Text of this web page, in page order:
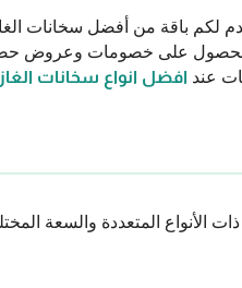
عند افضل انواع سخانات الغاز